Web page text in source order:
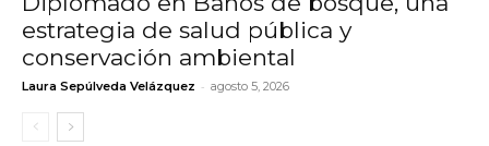
estrategia de salud pública y
conservación ambiental
Laura Sepúlveda Velázquez - agosto 5, 2026